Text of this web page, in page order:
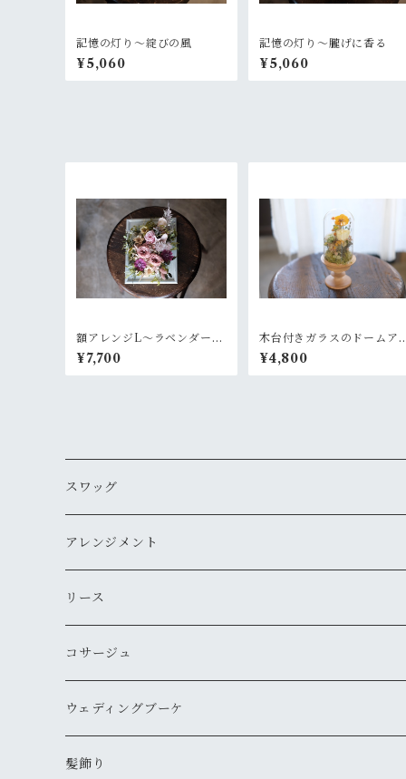
記憶の灯り〜綻びの風
¥5,060
記憶の灯り〜朧げに香る
¥5,060
額アレンジL〜ラベンダーピ
ンク
¥7,700
木台付きガラスのドームア
レンジ~菜花のような黄色
¥4,800
スワッグ
アレンジメント
リース
コサージュ
ウェディングブーケ
髪飾り